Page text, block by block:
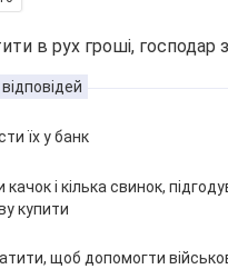
в рух гроші, господар
їх у банк
качок і кілька свинок,
купити
щоб допомогти